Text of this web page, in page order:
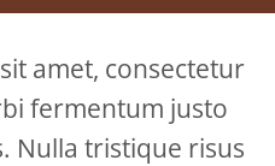
amet, consectetur
fermentum justo
Nulla tristique risus